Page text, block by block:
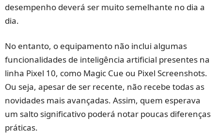
desempenho deverá ser muito semelhante no dia a
dia.
No entanto, o equipamento não inclui algumas
funcionalidades de inteligência artificial presentes na
linha Pixel 10, como Magic Cue ou Pixel Screenshots.
Ou seja, apesar de ser recente, não recebe todas as
novidades mais avançadas. Assim, quem esperava
um salto significativo poderá notar poucas diferenças
práticas.